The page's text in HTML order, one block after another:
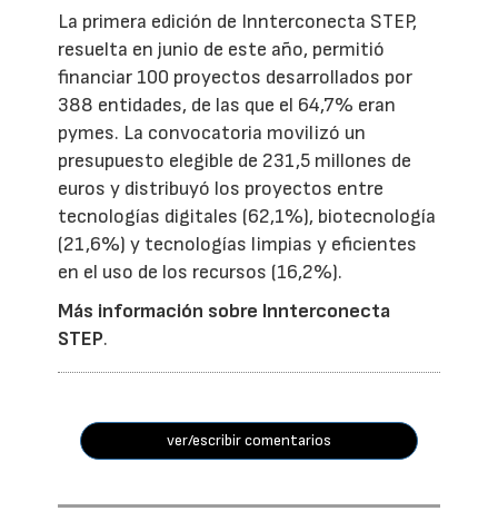
La primera edición de Innterconecta STEP,
resuelta en junio de este año, permitió
financiar 100 proyectos desarrollados por
388 entidades, de las que el 64,7% eran
pymes. La convocatoria movilizó un
presupuesto elegible de 231,5 millones de
euros y distribuyó los proyectos entre
tecnologías digitales (62,1%), biotecnología
(21,6%) y tecnologías limpias y eficientes
en el uso de los recursos (16,2%).
Más información sobre Innterconecta
STEP.
ver/escribir comentarios